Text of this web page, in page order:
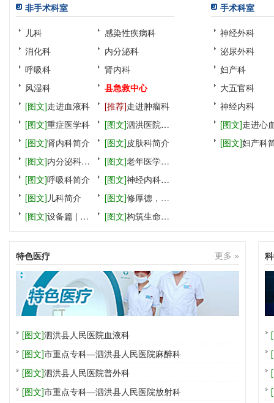
非手术科室
儿科
感染性疾病科
消化科
内分泌科
呼吸科
肾内科
风湿科
县急救中心
[图文]走进血液科 [推荐]走进肿瘤科
[图文]重症医学科 [图文]泗洪医院静
脉用药调配中心
[图文]肾内科简介 [图文]皮肤科简介
[图文]内分泌科简
介
[图文]老年医学科
简介
[图文]呼吸科简介 [图文]神经内科简
介
[图文] 儿科简介 [图文]修厚德，精
药事，笃行进取，
[图文]设备篇 | 精
疗，
[图文]构筑生命防
手术科室
神经外科
泌尿外科
妇产科
大五官科
神经内科
[图文]走进心
内科
[图文]妇产科
更多 »
特色医疗
[图文]泗洪县人民医院血液科
[图文]市重点专科—泗洪县人民医院麻醉科
[图文]泗洪县人民医院普外科
[图文]市重点专科—泗洪县人民医院放射科